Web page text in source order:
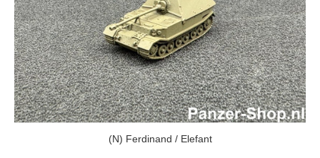
(N) Ferdinand / Elefant